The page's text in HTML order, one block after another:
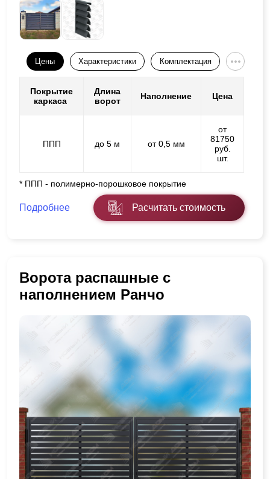
Цены Характеристики Комплектация
Покрытие
каркаса
Длина
ворот
Наполнение Цена
ППП до 5 м от 0,5 мм
от
81750
руб.
шт.
* ППП - полимерно-порошковое покрытие
Подробнее Расчитать стоимость
Ворота распашные с
наполнением Ранчо